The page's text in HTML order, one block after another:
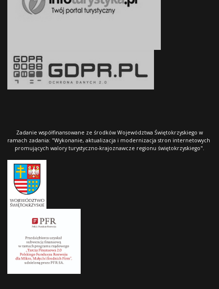
Zadanie współfinansowane ze środków Województwa Świętokrzyskiego w
ramach zadania: "Wykonanie, aktualizacja i modernizacja stron internetowych
promujących walory turystyczno-krajoznawcze regionu świętokrzyskiego".